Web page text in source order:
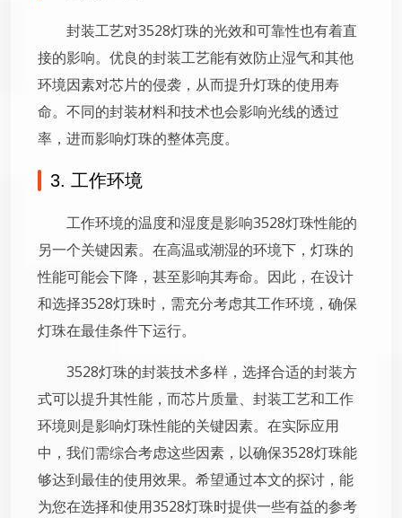
封装工艺对3528灯珠的光效和可靠性也有着直
接的影响。优良的封装工艺能有效防止湿气和其他
环境因素对芯片的侵袭，从而提升灯珠的使用寿
命。不同的封装材料和技术也会影响光线的透过
率，进而影响灯珠的整体亮度。
3. 工作环境
工作环境的温度和湿度是影响3528灯珠性能的
另一个关键因素。在高温或潮湿的环境下，灯珠的
性能可能会下降，甚至影响其寿命。因此，在设计
和选择3528灯珠时，需充分考虑其工作环境，确保
灯珠在最佳条件下运行。
3528灯珠的封装技术多样，选择合适的封装方
式可以提升其性能，而芯片质量、封装工艺和工作
环境则是影响灯珠性能的关键因素。在实际应用
中，我们需综合考虑这些因素，以确保3528灯珠能
够达到最佳的使用效果。希望通过本文的探讨，能
为您在选择和使用3528灯珠时提供一些有益的参考